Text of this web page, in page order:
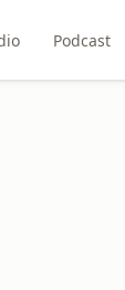
Podcast